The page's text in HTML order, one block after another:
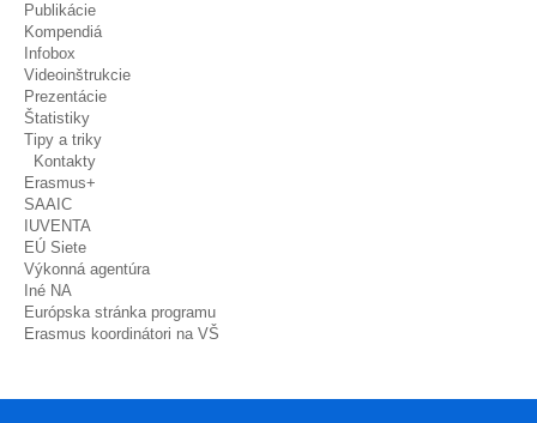
Publikácie
Kompendiá
Infobox
Videoinštrukcie
Prezentácie
Štatistiky
Tipy a triky
Kontakty
Erasmus+
SAAIC
IUVENTA
EÚ Siete
Výkonná agentúra
Iné NA
Európska stránka programu
Erasmus koordinátori na VŠ